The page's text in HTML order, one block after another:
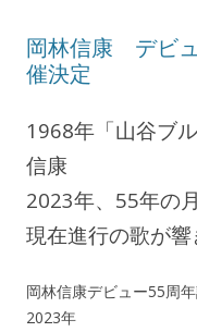
岡林信康 デビ
催決定
1968年「山谷ブ
信康
2023年、55年の
現在進行の歌が響
岡林信康デビュー55周
2023年